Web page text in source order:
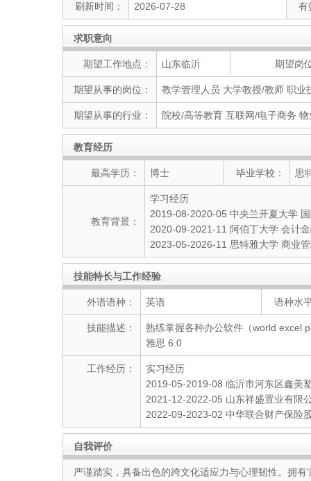
刷新时间： 2026-07-28 有
求职意向
期望工作地点： 山东临沂 期望岗
期望从事的岗位： 教学管理人员 大学教授/教师 职业
期望从事的行业： 院校/高等教育 互联网/电子商务
教育经历
最高学历： 博士 毕业学校： 思
教育背景：
学习经历
2019-08-2020-05 中央兰开夏大学
2020-09-2021-11 阿伯丁大学 会计
2023-05-2026-11 思特雅大学 商业
技能特长与工作经验
外语语种： 英语 语种水
技能描述：
熟练掌握各种办公软件（world excel
雅思 6.0
工作经历：
实习经历
2019-05-2019-08 临沂市河东区鑫美
2021-12-2022-05 ⼭东祥盛置业有限
2022-09-2023-02 中华联合财产保险
自我评价
严谨踏实，具备出色的跨文化适应力与心理韧性。拥有